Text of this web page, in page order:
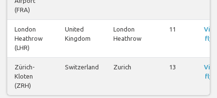
(FRA)
London
Heathrow
(LHR)
United
Kingdom
London
Heathrow
11
Visa
flyg
Zürich-
Kloten
(ZRH)
Switzerland Zurich 13
Visa
flyg